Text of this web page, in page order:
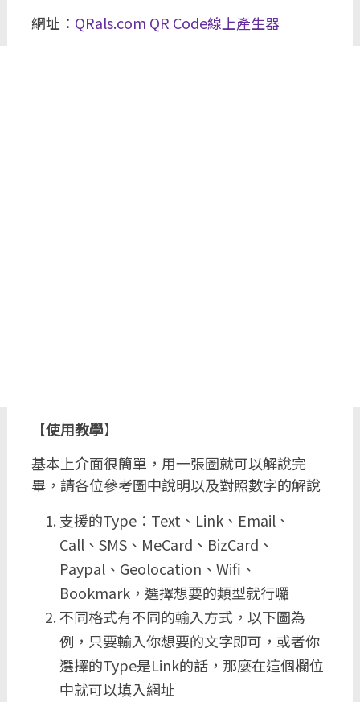
網址： QRals.com QR Code線上產生器
【使用教學】
基本上介面很簡單，用一張圖就可以解說完
畢，請各位參考圖中說明以及對照數字的解說
支援的Type：Text、Link、Email、
Call、SMS、MeCard、BizCard、
Paypal、Geolocation、Wifi、
Bookmark，選擇想要的類型就行囉
不同格式有不同的輸入方式，以下圖為
例，只要輸入你想要的文字即可，或者你
選擇的Type是Link的話，那麼在這個欄位
中就可以填入網址